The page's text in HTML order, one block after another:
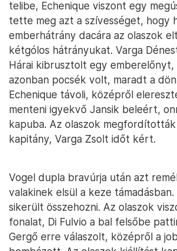
telibe, Echenique viszont egy
tette meg azt a szívességet, hogy
emberhátrány dacára az olaszok
kétgólos hátrányukat. Varga
Hárai kibrusztolt egy emberelőnyt,
azonban pocsék volt, maradt a
Echenique távoli, középről
menteni igyekvő Jansik beleért,
kapuba. Az olaszok megfordították
kapitány, Varga Zsolt időt kért.
Vogel dupla bravúrja után azt
valakinek elsül a keze
sikerült összehozni. Az olaszok
fonalat, Di Fulvio a bal felsőbe
Gergő erre válaszolt, középről a